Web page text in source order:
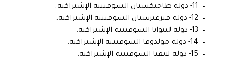
11- دولة طاجيكستان السوفيتية الإشتراكية.
12- دولة قيرغيزستان السوفيتية الإشتراكية.
13- دولة ليتوانا السوفيتية الإشتراكية.
14- دولة مولدوفا السوفيتية الإشتراكية.
15- دولة لاتفيا السوفيتية الإشتراكية.